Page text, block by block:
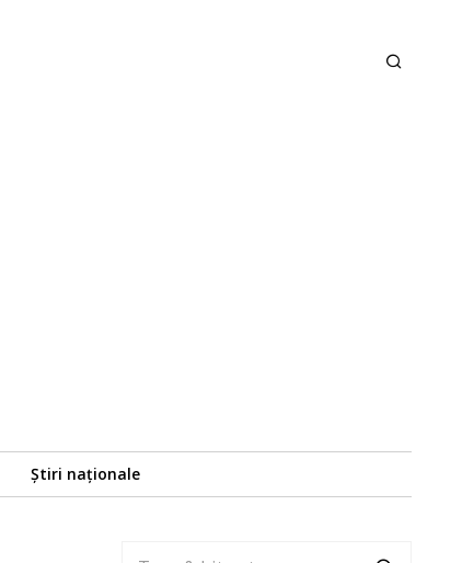
Știri naționale